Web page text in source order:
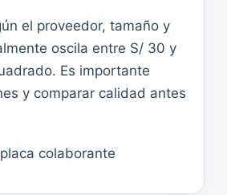
el proveedor, tamaño y
oscila entre S/ 30 y
Es importante
y comparar calidad antes